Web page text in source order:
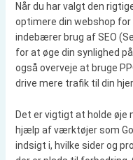
Når du har valgt den
optimere din webshop
indebærer brug af SEO
for at øge din synlighed
også overveje at bruge
drive mere trafik til din
Det er vigtigt at holde øje
hjælp af værktøjer som
indsigt i, hvilke sider og